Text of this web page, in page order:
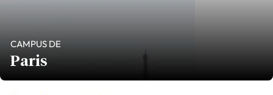
CAMPUS DE
Paris